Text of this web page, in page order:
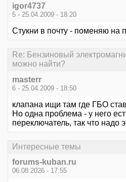
igor4737
5 - 25.04.2009 - 18:20
Стукни в почту - поменяю на
Re: Бензиновый
можно найти?
masterr
6 - 25.04.2009 - 18:50
клапана ищи там где ГБО
Но одна проблема - у него
переключатель, так что надо
Интересные темы
forums-kuban.ru
06.08.2026 - 17:55